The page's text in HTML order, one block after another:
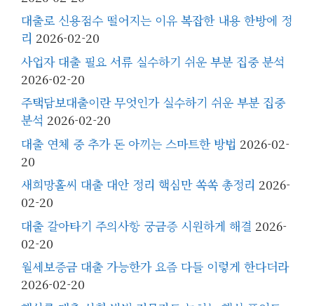
대출로 신용점수 떨어지는 이유 복잡한 내용 한방에 정
리 2026-02-20
사업자 대출 필요 서류 실수하기 쉬운 부분 집중 분석
2026-02-20
주택담보대출이란 무엇인가 실수하기 쉬운 부분 집중
분석 2026-02-20
대출 연체 중 추가 돈 아끼는 스마트한 방법 2026-02-
20
새희망홀씨 대출 대안 정리 핵심만 쏙쏙 총정리 2026-
02-20
대출 갈아타기 주의사항 궁금증 시원하게 해결 2026-
02-20
월세보증금 대출 가능한가 요즘 다들 이렇게 한다더라
2026-02-20